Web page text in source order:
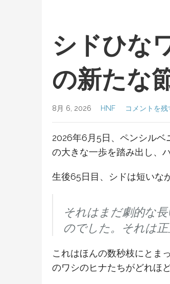
シドひな
の新たな
8月 6, 2026 HNF コメントを残
2026年6月5日、ペンシルベ
の大きな一歩を踏み出し、
生後65日目、シドは短いな
それはまだ劇的な
のでした。それは
これはほんの数秒枝にとま
のワシのヒナたちがどれほ